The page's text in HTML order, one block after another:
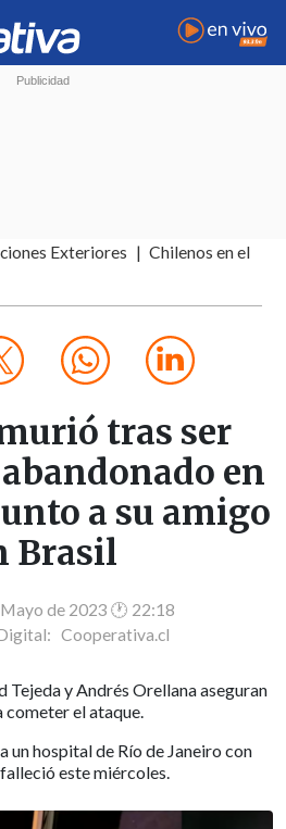
Exteriores
Chilenos en el
tras ser
en
a su amigo
Brasil
de 2023 🕐 22:18
Cooperativa.cl
Tejeda y Andrés Orellana aseguran
el ataque.
un hospital de Río de Janeiro con
este miércoles.